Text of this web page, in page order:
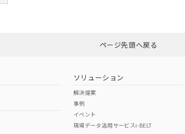
ページ先頭へ戻る
ソリューション
解決提案
事例
イベント
現場データ活用サービスi-BELT